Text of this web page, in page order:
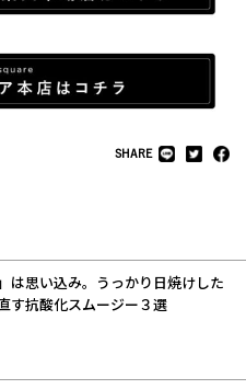
SHARE
は思い込み。うっかり日焼けした
す抗酸化スムージー３選